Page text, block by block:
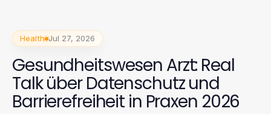
Health Jul 27, 2026
Gesundheitswesen Arzt: Real
Talk über Datenschutz und
Barrierefreiheit in Praxen 2026